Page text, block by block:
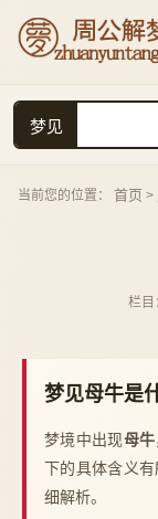
梦见
当前您的位置： 首页 >
栏目
梦见母牛是
梦境中出现母牛
下的具体含义
细解析。